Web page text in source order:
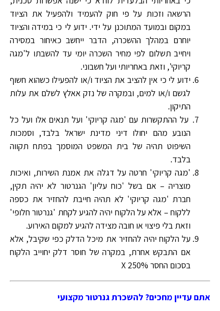
הרשאה וזכות על פי חוק להעמיד ולהפעיל את הציוד
במקום ובמועד המתוכנן על ידי. ידוע לי כי במידה והציוד
יוחרם במהלך ההשכרה, הדבר ייחשב כאיחור במסירה
ויחייב תשלום לפי מחיר השכרה יומי עד להשבתו ל'מגה
קריוקי', וזאת באחריותי ועל חשבוני.
ידוע לי כי אין להציב את הציוד ו/או להפעילו כשהוא חשוף
לגשם ו/או למים, ובמקרה של נזק אאלץ לשלם את עלות
התיקון.
על ההתקשרות עם 'מגה קריוקי' ועל תנאים אלו ועל כל
הנובע מהם יחולו דיני מדינת ישראל בלבד, וסמכות
השיפוט תהיה של בית המשפט המוסמך בפתח תקווה
בלבד.
'מגה קריוקי' חרטה על דגלה את אמנת השירות, ואיכות
מוצריה – אם בשל 'כוח עליון' הגנרטור לא יהיה תקין,
חברת 'מגה קריוקי' לא תהיה חייבת להחזיר את כספה
ללקוח – אלא על הלקוח יהיה להגיע לקחת 'גנרטור חלופי'
וזאת בלי פיצוי או חובה מצידה להגיע למקום האירוע.
על הלקוח יהיה להחזיר את מיכל הדלק כפי שקיבל, אלא
אם התבקש אחרת, במקרה של חוסר דלק יחוייב הלקוח
בסכום החסר X 250%
אתם עדיין מחכים? להשכרת גנרטור מקצועי